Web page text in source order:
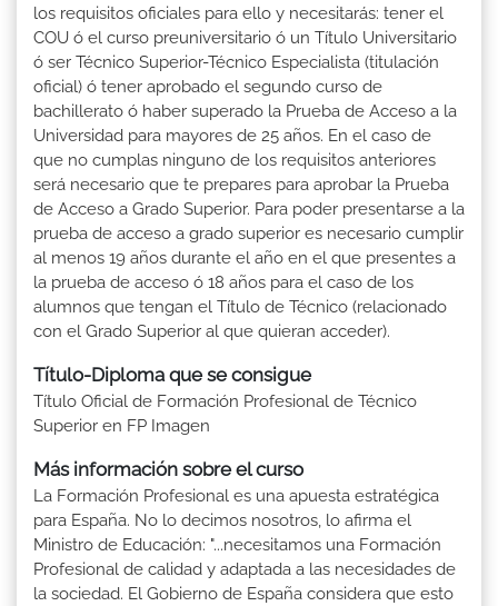
los requisitos oficiales para ello y necesitarás: tener el
COU ó el curso preuniversitario ó un Título Universitario
ó ser Técnico Superior-Técnico Especialista (titulación
oficial) ó tener aprobado el segundo curso de
bachillerato ó haber superado la Prueba de Acceso a la
Universidad para mayores de 25 años. En el caso de
que no cumplas ninguno de los requisitos anteriores
será necesario que te prepares para aprobar la Prueba
de Acceso a Grado Superior. Para poder presentarse a la
prueba de acceso a grado superior es necesario cumplir
al menos 19 años durante el año en el que presentes a
la prueba de acceso ó 18 años para el caso de los
alumnos que tengan el Título de Técnico (relacionado
con el Grado Superior al que quieran acceder).
Título-Diploma que se consigue
Título Oficial de Formación Profesional de Técnico
Superior en FP Imagen
Más información sobre el curso
La Formación Profesional es una apuesta estratégica
para España. No lo decimos nosotros, lo afirma el
Ministro de Educación: "...necesitamos una Formación
Profesional de calidad y adaptada a las necesidades de
la sociedad. El Gobierno de España considera que esto